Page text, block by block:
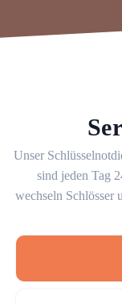
Unser
sind jeden Tag
wechseln Schlösser